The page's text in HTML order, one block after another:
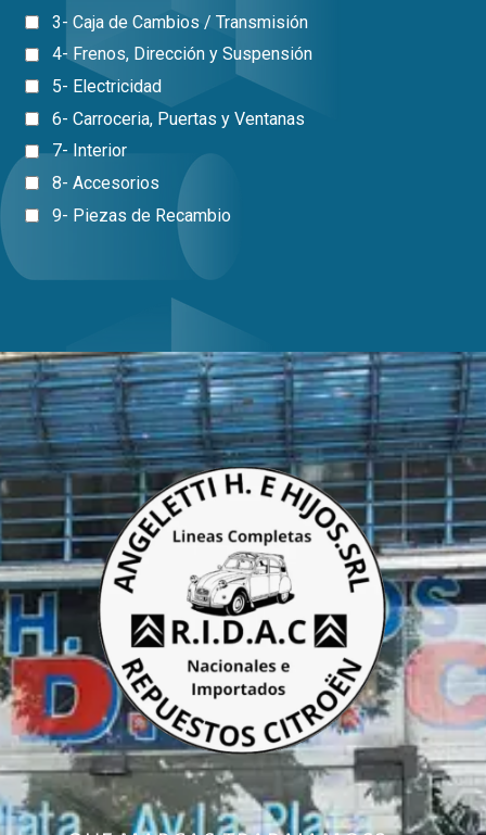
3- Caja de Cambios / Transmisión
4- Frenos, Dirección y Suspensión
5- Electricidad
6- Carroceria, Puertas y Ventanas
7- Interior
8- Accesorios
9- Piezas de Recambio
Marcas
CITROËN
PEUGEOT
RENAULT
Modelos
2CV
3CV
MEHARI
AK400
AMI 8
DYANE
VISA
SUPER AMERICA
Sección